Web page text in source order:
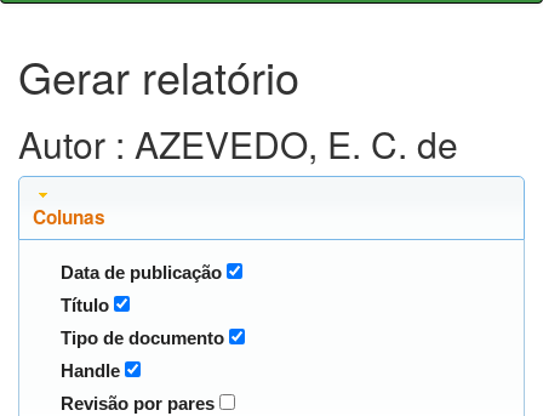
Gerar relatório
Autor : AZEVEDO, E. C. de
Colunas
Data de publicação
Título
Tipo de documento
Handle
Revisão por pares